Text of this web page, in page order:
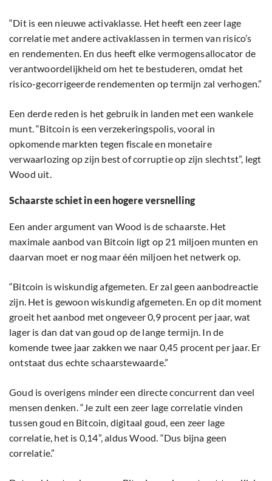
“Dit is een nieuwe activaklasse. Het heeft een zeer lage
correlatie met andere activaklassen in termen van risico’s
en rendementen. En dus heeft elke vermogensallocator de
verantwoordelijkheid om het te bestuderen, omdat het
risico-gecorrigeerde rendementen op termijn zal verhogen.”
Een derde reden is het gebruik in landen met een wankele
munt. “Bitcoin is een verzekeringspolis, vooral in
opkomende markten tegen fiscale en monetaire
verwaarlozing op zijn best of corruptie op zijn slechtst”, legt
Wood uit.
Schaarste schiet in een hogere versnelling
Een ander argument van Wood is de schaarste. Het
maximale aanbod van Bitcoin ligt op 21 miljoen munten en
daarvan moet er nog maar één miljoen het netwerk op.
“Bitcoin is wiskundig afgemeten. Er zal geen aanbodreactie
zijn. Het is gewoon wiskundig afgemeten. En op dit moment
groeit het aanbod met ongeveer 0,9 procent per jaar, wat
lager is dan dat van goud op de lange termijn. In de
komende twee jaar zakken we naar 0,45 procent per jaar. Er
ontstaat dus echte schaarstewaarde.”
Goud is overigens minder een directe concurrent dan veel
mensen denken. “Je zult een zeer lage correlatie vinden
tussen goud en Bitcoin, digitaal goud, een zeer lage
correlatie, het is 0,14”, aldus Wood. “Dus bijna geen
correlatie.”